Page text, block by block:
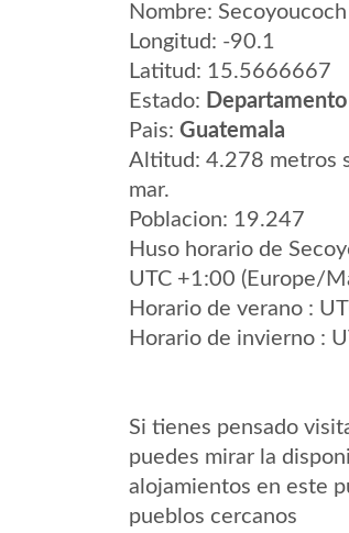
Nombre: Secoyoucoch
Longitud: -90.1
Latitud: 15.5666667
Estado:
Pais: Guatemala
Altitud: 4.278 metros
mar.
Poblacion: 19.247
Huso horario de
UTC +1:00 (Europe/
Horario de verano :
Horario de invierno :
Si tienes pensado
puedes mirar la
alojamientos en este
pueblos cercanos